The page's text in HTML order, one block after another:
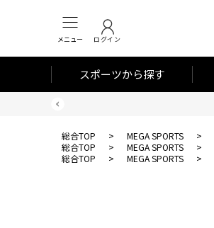
メニュー ログイン
スポーツから探す
総合TOP > MEGA SPORTS >
総合TOP
> MEGA SPORTS >
総合TOP
> MEGA SPORTS >